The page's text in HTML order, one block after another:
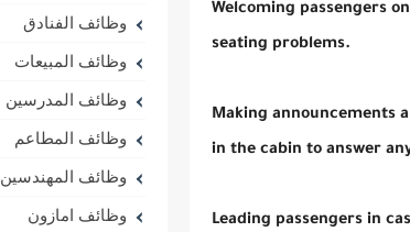
Welcoming passengers
seating problems.
Making announcements
in the cabin to answer
Leading passengers in
وظائف الفنادق
وظائف المبيعات
وظائف المدرسين
وظائف المطاعم
وظائف المهندسين
وظائف امازون